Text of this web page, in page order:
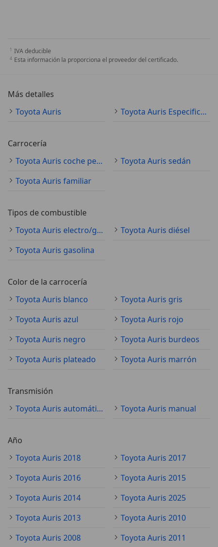
IVA deducible
Esta información la proporciona el proveedor del certificado.
Más detalles
Toyota Auris
Toyota Auris Especificaciones técnicas
Carrocería
Toyota Auris coche pequeño
Toyota Auris sedán
Toyota Auris familiar
Tipos de combustible
Toyota Auris electro/gasolina
Toyota Auris diésel
Toyota Auris gasolina
Color de la carrocería
Toyota Auris blanco
Toyota Auris gris
Toyota Auris azul
Toyota Auris rojo
Toyota Auris negro
Toyota Auris burdeos
Toyota Auris plateado
Toyota Auris marrón
Transmisión
Toyota Auris automático
Toyota Auris manual
Año
Toyota Auris 2018
Toyota Auris 2017
Toyota Auris 2016
Toyota Auris 2015
Toyota Auris 2014
Toyota Auris 2025
Toyota Auris 2013
Toyota Auris 2010
Toyota Auris 2008
Toyota Auris 2011